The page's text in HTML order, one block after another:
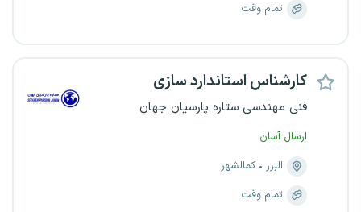
تمام وقت
کارشناس استاندارد سازی
فنی مهندسی ستاره پارسیان جهان
ارسال آسان
البرز
کمالشهر
تمام وقت